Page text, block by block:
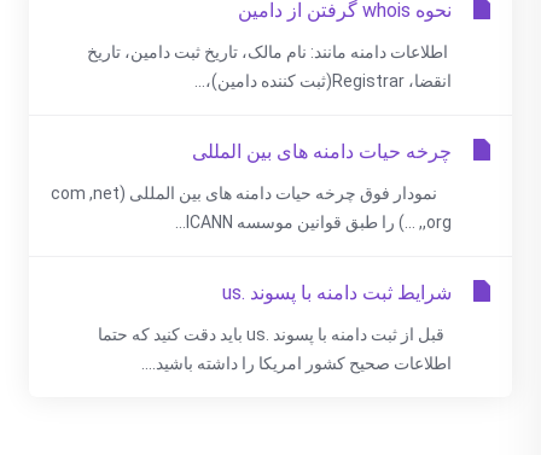
نحوه whois گرفتن از دامین
اطلاعات دامنه مانند: نام مالک، تاریخ ثبت دامین، تاریخ
انقضا، Registrar(ثبت کننده دامین)،...
چرخه حیات دامنه های بین المللی
نمودار فوق چرخه حیات دامنه های بین المللی (com ,net
,org, ...) را طبق قوانین موسسه ICANN...
شرایط ثبت دامنه با پسوند .us
قبل از ثبت دامنه با پسوند .us باید دقت کنید که حتما
اطلاعات صحیح کشور امریکا را داشته باشید....